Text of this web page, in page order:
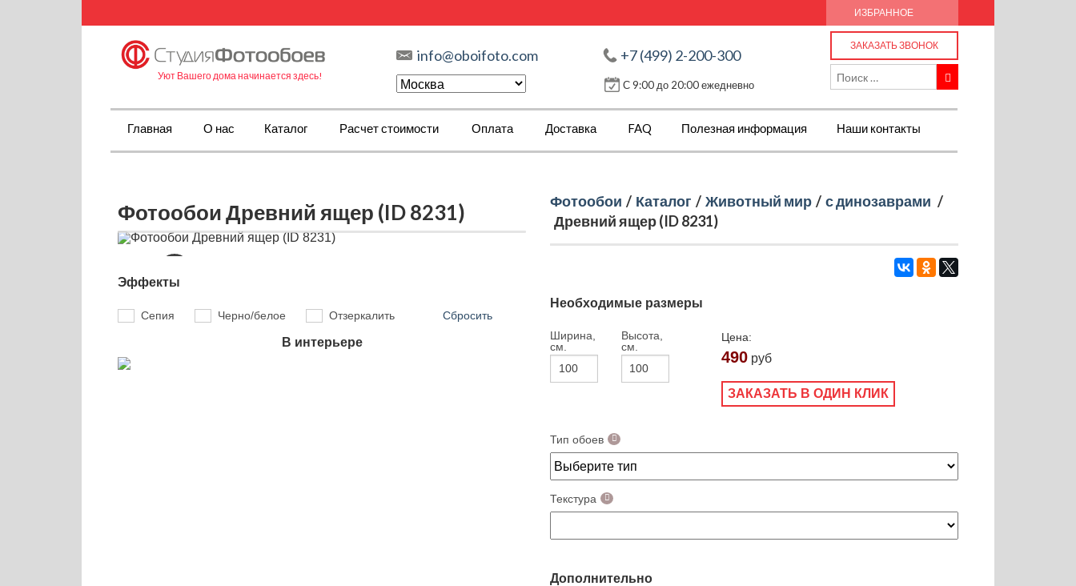
ИЗБРАННОЕ
Уют Вашего дома начинается здесь!
info@oboifoto.com +7 (499) 2-200-300
С 9:00 до 20:00 ежедневно
ЗАКАЗАТЬ ЗВОНОК
Главная О нас Каталог Расчет стоимости Оплата Доставка FAQ Полезная информация Наши контакты
Фотообои Древний ящер (ID 8231)
Эффекты
Сепия Черно/белое Отзеркалить Сбросить
В интерьере
Фотообои / Каталог / Животный мир / с динозаврами /
Древний ящер (ID 8231)
Необходимые размеры
Ширина,
см.
Высота,
см.
Цена:
490 руб
ЗАКАЗАТЬ В ОДИН КЛИК
Тип обоев
Текстура
Дополнительно